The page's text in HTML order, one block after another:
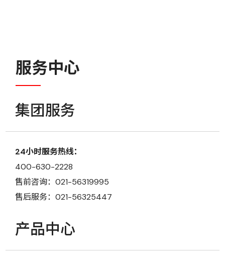
服务中心
集团服务
24小时服务热线：
400-630-2228
售前咨询：021-56319995
售后服务：021-56325447
产品中心